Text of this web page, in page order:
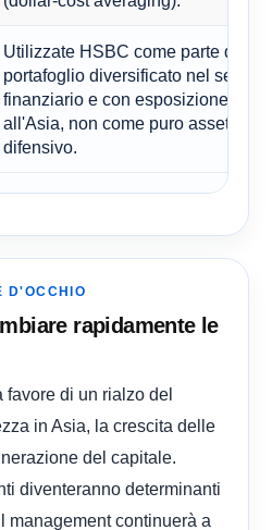
Utilizzate HSBC come parte di un
portafoglio diversificato nel settore
finanziario e con esposizione
all'Asia, non come puro asset
difensivo.
D'OCCHIO
rapidamente le
favore di un rialzo del
in Asia, la crescita delle
del capitale.
diventeranno determinanti
management continuerà a